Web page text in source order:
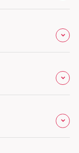
ス川口元郷
ター
（うめちか）
ミオ
ズ福岡もも